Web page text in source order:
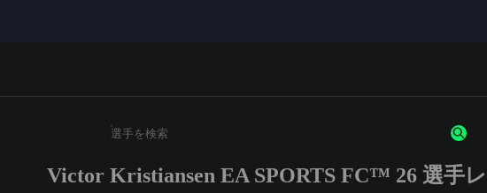
3文字以上の文字または数字を入力してください。
Victor Kristiansen EA SPORTS FC™ 26 選手